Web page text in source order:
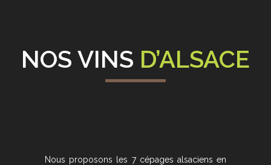
NOS VINS D’ALSACE
Nous proposons les 7 cépages alsaciens en